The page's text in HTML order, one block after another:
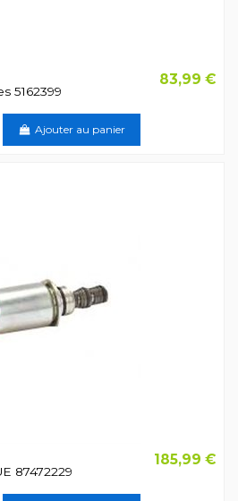
5162399
83,99 €
Ajouter au panier
87472229
185,99 €